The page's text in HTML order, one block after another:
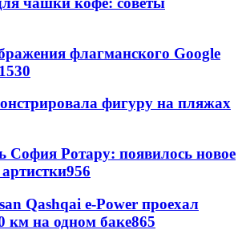
флагманского Google
1530
фигуру на пляжах
София Ротару: появилось новое
956
Qashqai e-Power проехал
км на одном баке865